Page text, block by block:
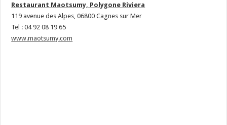
Restaurant Maotsumy, Polygone Riviera
119 avenue des Alpes, 06800 Cagnes sur Mer
Tel : 04 92 08 19 65
www.maotsumy.com